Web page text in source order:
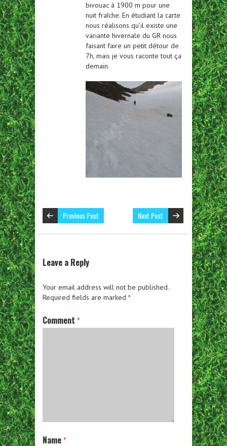
bivouac à 1900 m pour une
nuit fraîche. En étudiant la carte
nous réalisons qu’il existe une
variante hivernale du GR nous
faisant faire un petit détour de
7h, mais je vous raconte tout ça
demain.
Previous Post Next Post
Leave a Reply
Your email address will not be published.
Required fields are marked *
Comment *
Name *